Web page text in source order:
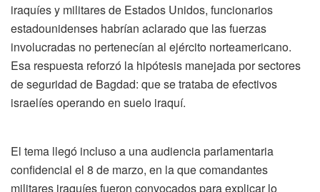
iraquíes y militares de Estados Unidos, funcionarios
estadounidenses habrían aclarado que las fuerzas
involucradas no pertenecían al ejército norteamericano.
Esa respuesta reforzó la hipótesis manejada por sectores
de seguridad de Bagdad: que se trataba de efectivos
israelíes operando en suelo iraquí.
El tema llegó incluso a una audiencia parlamentaria
confidencial el 8 de marzo, en la que comandantes
militares iraquíes fueron convocados para explicar lo